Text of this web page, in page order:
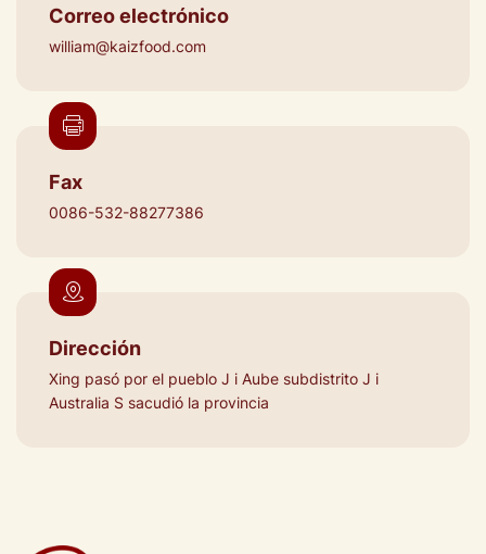
Correo electrónico
william@kaizfood.com
Fax
0086-532-88277386
Dirección
Xing pasó por el pueblo J i Aube subdistrito J i
Australia S sacudió la provincia